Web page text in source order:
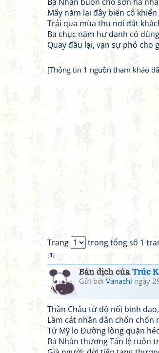
Mấy năm lại đây biến cố
Trải qua mùa thu nơi đất
Ba chục năm hư danh có
Quay đầu lại, vạn sự phó cho
[Thông tin 1 nguồn tham khảo
Trang trong tổng số 1
[1]
Bản dịch củaTrúc
Gửi bởi Vanachi ngày
Thần Châu từ độ nổi binh đao,
Lầm cát nhân dân chốn chốn
Tử Mỹ lo Đường lòng quặn
Bá Nhân thương Tấn lệ tuôn